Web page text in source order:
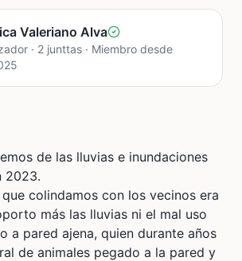
Valeriano Alva
· 2 junttas · Miembro desde
de las lluvias e inundaciones
2023.
colindamos con los vecinos era
más las lluvias ni el mal uso
a pared ajena, quien durante años
de animales pegado a la pared y